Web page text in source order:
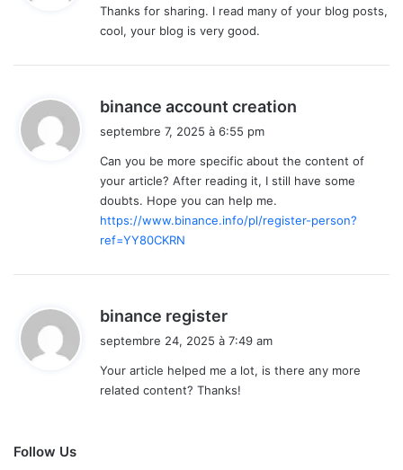
Thanks for sharing. I read many of your blog posts,
cool, your blog is very good.
binance account creation
:
septembre 7, 2025 à 6:55 pm
Can you be more specific about the content of
your article? After reading it, I still have some
doubts. Hope you can help me.
https://www.binance.info/pl/register-person?
ref=YY80CKRN
binance register
:
septembre 24, 2025 à 7:49 am
Your article helped me a lot, is there any more
related content? Thanks!
Follow Us